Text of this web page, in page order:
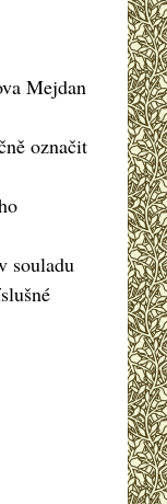
Mejdan
označit
souladu